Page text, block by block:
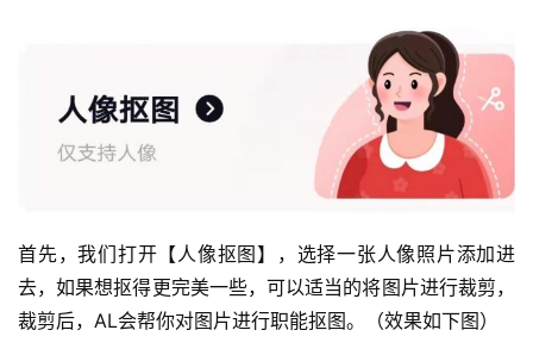
首先，我们打开【人像抠图】，选择一张人像照片添加进
去，如果想抠得更完美一些，可以适当的将图片进行裁剪，
裁剪后，AL会帮你对图片进行职能抠图。（效果如下图）